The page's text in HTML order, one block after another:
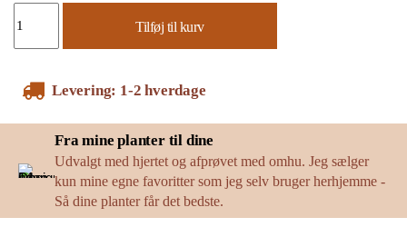
Tilføj til kurv
Levering: 1-2 hverdage
Fra mine planter til dine
Udvalgt med hjertet og afprøvet med omhu. Jeg sælger
kun mine egne favoritter som jeg selv bruger herhjemme -
Så dine planter får det bedste.